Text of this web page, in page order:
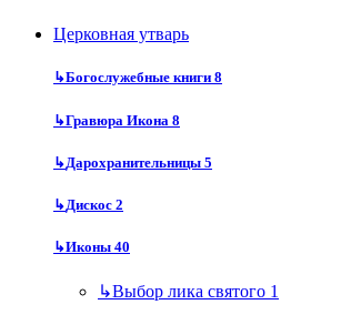
Церковная утварь
↳Богослужебные книги 8
↳Гравюра Икона 8
↳Дарохранительницы 5
↳Дискос 2
↳Иконы 40
↳Выбор лика святого 1